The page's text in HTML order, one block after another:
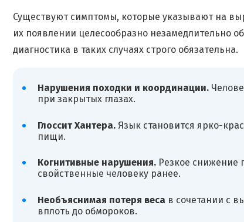
Существуют симптомы, которые указывают на
их появлении целесообразно незамедлительно
диагностика в таких случаях строго обязательна.
Нарушения походки и координации.
при закрытых глазах.
Глоссит Хантера.Язык становится ярко-
пищи.
Когнитивные нарушения.Резкое снижение
свойственные человеку ранее.
Необъяснимая потеря веса в сочетании с
вплоть до обмороков.